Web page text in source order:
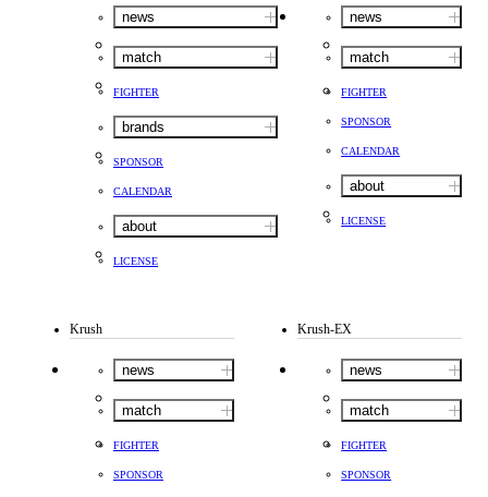
news
match
FIGHTER
brands
SPONSOR
CALENDAR
about
LICENSE
news
match
FIGHTER
SPONSOR
CALENDAR
about
LICENSE
Krush
news
match
FIGHTER
SPONSOR
Krush-EX
news
match
FIGHTER
SPONSOR